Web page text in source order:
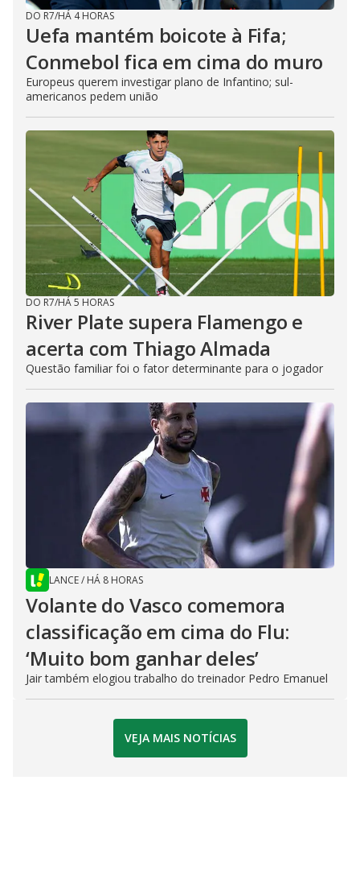
DO R7/HÁ 4 HORAS
Uefa mantém boicote à Fifa;
Conmebol fica em cima do muro
Europeus querem investigar plano de Infantino; sul-
americanos pedem união
DO R7/HÁ 5 HORAS
River Plate supera Flamengo e
acerta com Thiago Almada
Questão familiar foi o fator determinante para o jogador
LANCE/ HÁ 8 HORAS
Volante do Vasco comemora
classificação em cima do Flu:
‘Muito bom ganhar deles’
Jair também elogiou trabalho do treinador Pedro Emanuel
VEJA MAIS NOTÍCIAS